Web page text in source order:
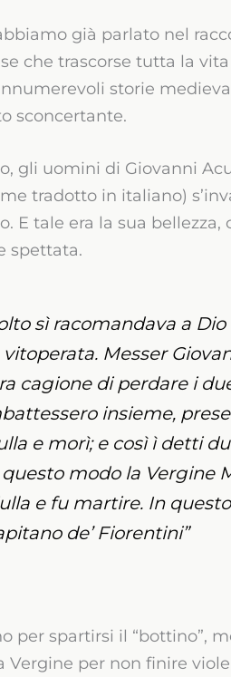
già parlato nel
che trascorse tutta la
storie
sconcertante.
gli uomini di Giovanni
tradotto in italiano)
E tale era la sua
spettata.
sì racomandava a
vitoperata. Messer
cagione di perdare i
insieme,
e morì; e così ì detti
modo la Vergine
e fu martire. In
de’ Fiorentini”
per spartirsi il “bottino”,
Vergine per non finire